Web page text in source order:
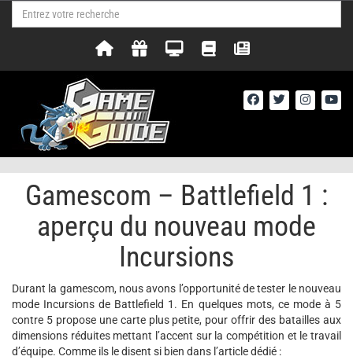
Gamescom – Battlefield 1 :
aperçu du nouveau mode
Incursions
Durant la gamescom, nous avons l’opportunité de tester le nouveau
mode Incursions de Battlefield 1. En quelques mots, ce mode à 5
contre 5 propose une carte plus petite, pour offrir des batailles aux
dimensions réduites mettant l’accent sur la compétition et le travail
d’équipe. Comme ils le disent si bien dans l’article dédié :